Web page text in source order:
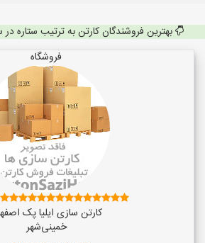
بهترین فروشندگان کارتن به ترتیب ستاره
فروشگاه
کارتن سازی ایلیا پک
خمینی‌شهر